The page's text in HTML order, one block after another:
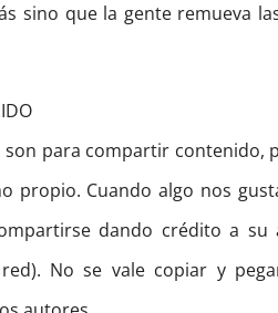
sino que la gente remueva
son para compartir
propio. Cuando algo nos
dando crédito a
No se vale copiar y